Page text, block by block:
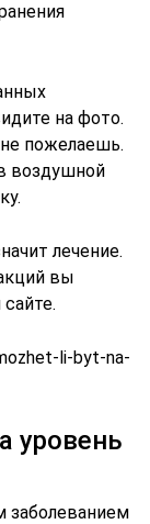
на фото.
пожелаешь.
воздушной
лечение.
вы
li-byt-na-
уровень